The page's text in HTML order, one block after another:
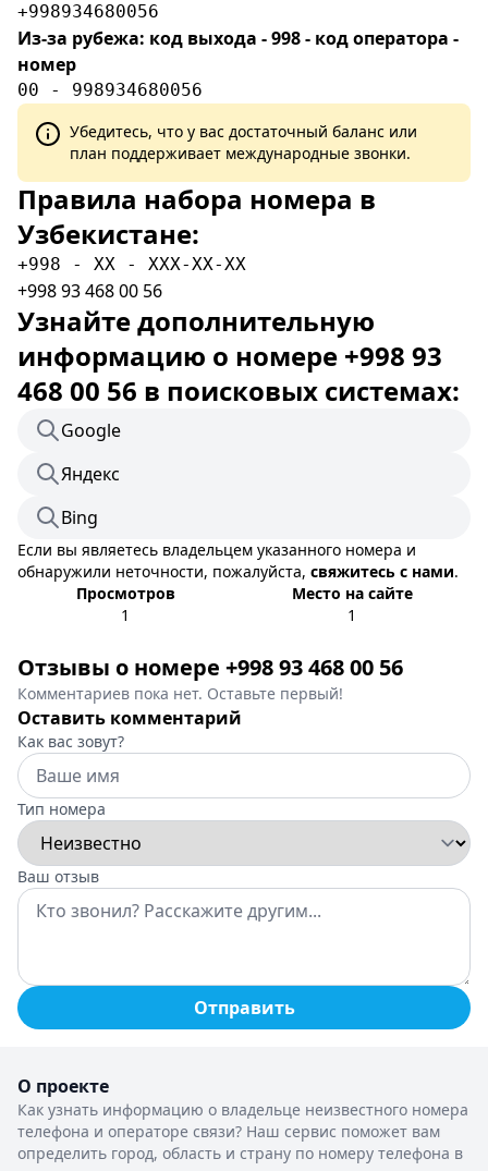
+998934680056
Из-за рубежа: код выхода - 998 - код оператора -
номер
00 - 998934680056
Убедитесь, что у вас достаточный баланс или
план поддерживает международные звонки.
Правила набора номера в
Узбекистане:
+998 - XX - XXX-XX-XX
+998 93 468 00 56
Узнайте дополнительную
информацию о номере +998 93
468 00 56 в поисковых системах:
Google
Яндекс
Bing
Если вы являетесь владельцем указанного номера и
обнаружили неточности, пожалуйста, свяжитесь с нами.
Просмотров
1
Место на сайте
1
Отзывы о номере +998 93 468 00 56
Комментариев пока нет. Оставьте первый!
Оставить комментарий
Как вас зовут?
Тип номера
Ваш отзыв
Отправить
О проекте
Как узнать информацию о владельце неизвестного номера
телефона и операторе связи? Наш сервис поможет вам
определить город, область и страну по номеру телефона в